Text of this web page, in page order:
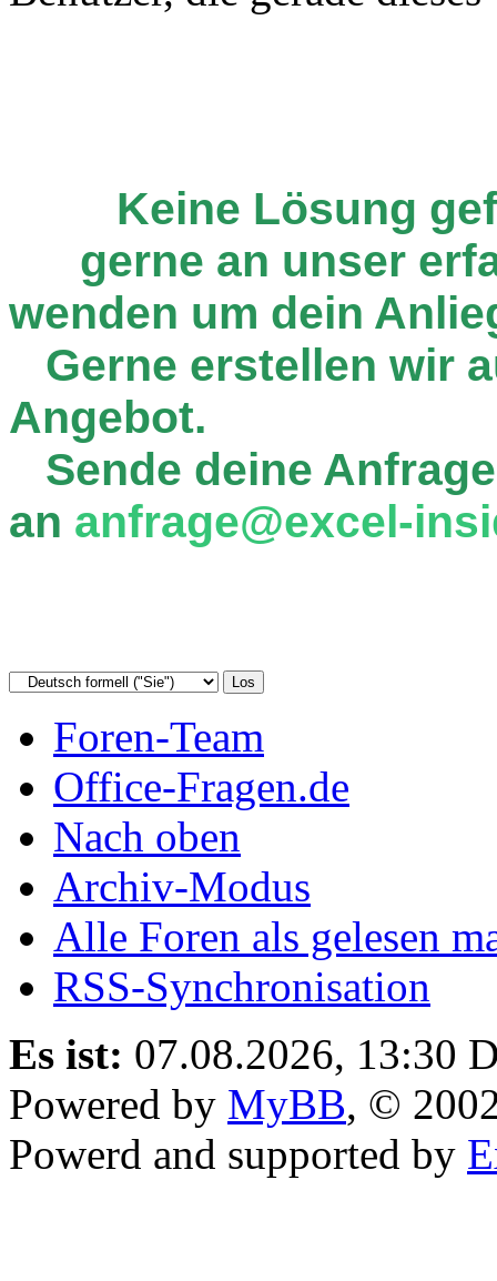
Keine Lösung
gerne an unser
wenden um dein
Gerne erstellen wir
Angebot.
Sende deine
an anfrage@excel-
Foren-Team
Office-Fragen.de
Nach oben
Archiv-Modus
Alle Foren als gelesen
RSS-Synchronisation
Es ist: 07.08.2026, 13:30
Powered by MyBB, ©
Powerd and supported by